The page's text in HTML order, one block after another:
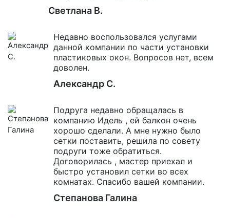
Светлана В.
Недавно воспользовался услугами
данной компании по части установки
пластиковых окон. Вопросов нет, всем
доволен.
Александр С.
Подруга недавно обращалась в
компанию Идель , ей балкон очень
хорошо сделали. А мне нужно было
сетки поставить, решила по совету
подруги тоже обратиться.
Договорилась , мастер приехал и
быстро установил сетки во всех
комнатах. Спасибо вашей компании.
Степанова Галина